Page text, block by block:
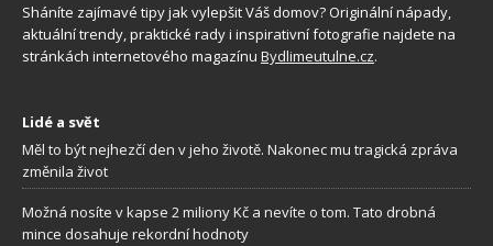
Sháníte zajímavé tipy jak vylepšit Váš domov? Originální nápady,
aktuální trendy, praktické rady i inspirativní fotografie najdete na
stránkách internetového magazínu Bydlimeutulne.cz.
Lidé a svět
Měl to být nejhezčí den v jeho životě. Nakonec mu tragická zpráva
změnila život
Možná nosíte v kapse 2 miliony Kč a nevíte o tom. Tato drobná
mince dosahuje rekordní hodnoty